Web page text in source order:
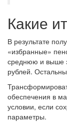
Какие
В результате
«избранные»
среднюю и выше
рублей.
обеспечения в
условии, если
параметры.